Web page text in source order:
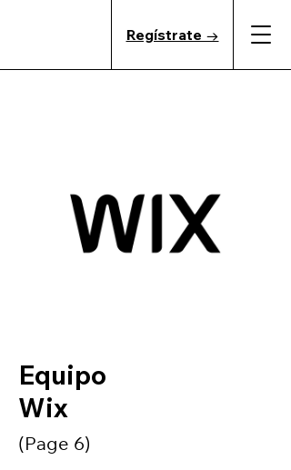
Regístrate →
Equipo
Wix
(Page 6)